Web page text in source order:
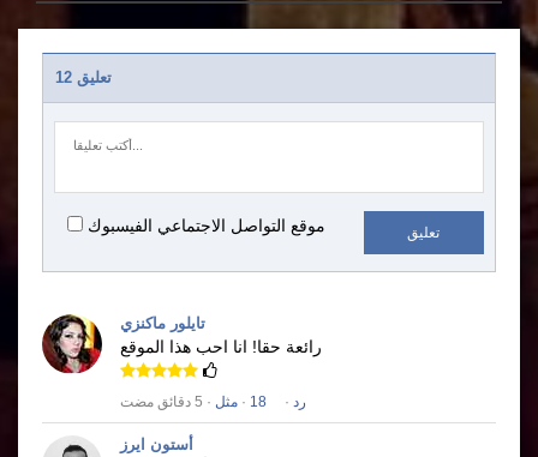
12 تعليق
موقع التواصل الاجتماعي الفيسبوك تعليق
تايلور ماكنزي
رائعة حقا! انا احب هذا الموقع
رد ·
18
· مثل · 5 دقائق مضت
أستون ايرز